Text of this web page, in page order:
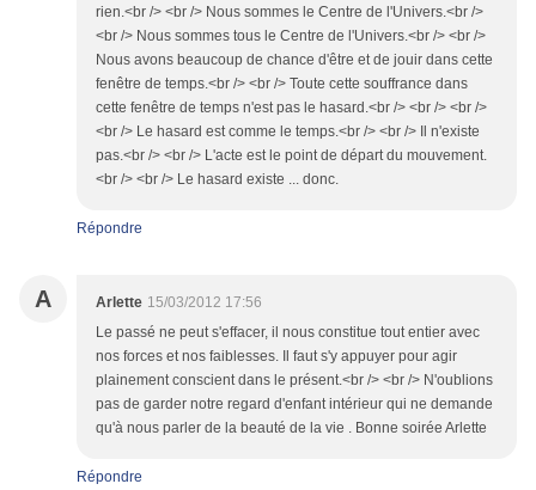
rien.<br /> <br /> Nous sommes le Centre de l'Univers.<br />
<br /> Nous sommes tous le Centre de l'Univers.<br /> <br />
Nous avons beaucoup de chance d'être et de jouir dans cette
fenêtre de temps.<br /> <br /> Toute cette souffrance dans
cette fenêtre de temps n'est pas le hasard.<br /> <br /> <br />
<br /> Le hasard est comme le temps.<br /> <br /> Il n'existe
pas.<br /> <br /> L'acte est le point de départ du mouvement.
<br /> <br /> Le hasard existe ... donc.
Répondre
A Arlette 15/03/2012 17:56
Le passé ne peut s'effacer, il nous constitue tout entier avec
nos forces et nos faiblesses. Il faut s'y appuyer pour agir
plainement conscient dans le présent.<br /> <br /> N'oublions
pas de garder notre regard d'enfant intérieur qui ne demande
qu'à nous parler de la beauté de la vie . Bonne soirée Arlette
Répondre